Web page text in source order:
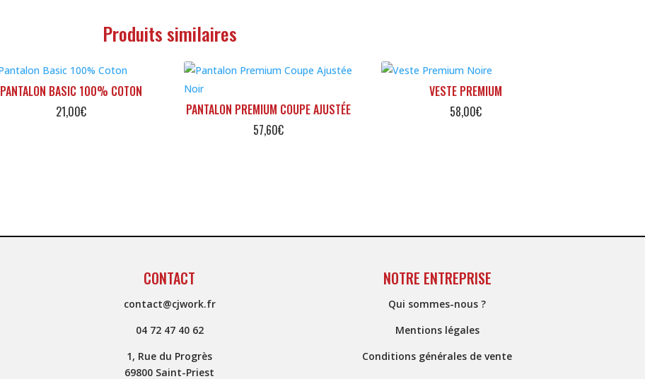
Produits similaires
PANTALON BASIC 100% COTON
21,00€
PANTALON PREMIUM COUPE AJUSTÉE
57,60€
VESTE PREMIUM
58,00€
CONTACT
contact@cjwork.fr
04 72 47 40 62
1, Rue du Progrès
69800 Saint-Priest
NOTRE ENTREPRISE
Qui sommes-nous ?
Mentions légales
Conditions générales de vente